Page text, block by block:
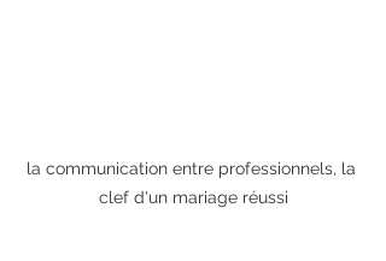
la communication entre professionnels, la
clef d'un mariage réussi